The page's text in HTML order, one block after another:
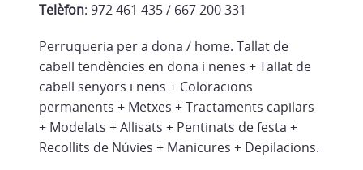
Telèfon: 972 461 435 / 667 200 331
Perruqueria per a dona / home. Tallat de
cabell tendències en dona i nenes + Tallat de
cabell senyors i nens + Coloracions
permanents + Metxes + Tractaments capilars
+ Modelats + Allisats + Pentinats de festa +
Recollits de Núvies + Manicures + Depilacions.